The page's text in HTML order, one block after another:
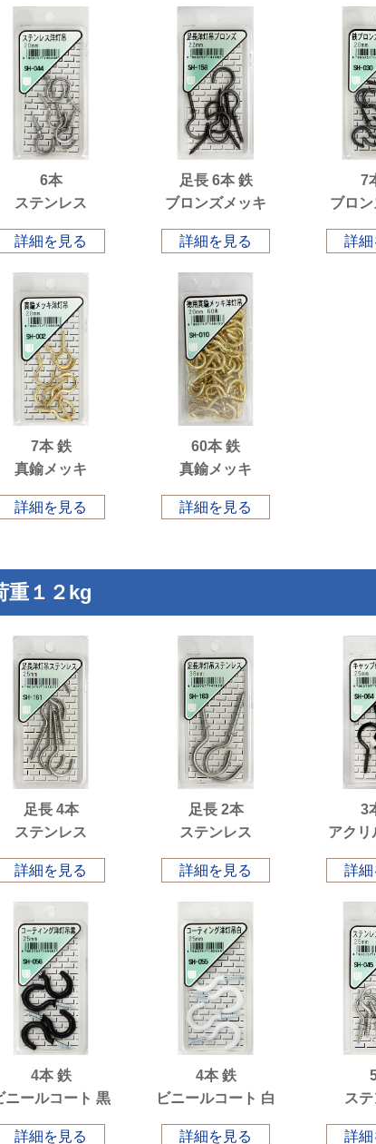
6本
ステンレス
詳細を見る
足長 6本 鉄
ブロンズメッキ
詳細を見る
7
ブロ
詳細
7本 鉄
真鍮メッキ
詳細を見る
60本 鉄
真鍮メッキ
詳細を見る
重１２kg
足長 4本
ステンレス
詳細を見る
足長 2本
ステンレス
詳細を見る
3
アクリ
詳細
4本 鉄
ニールコート 黒
詳細を見る
4本 鉄
ビニールコート 白
詳細を見る
ス
詳細